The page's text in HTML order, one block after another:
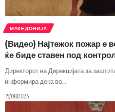
МАКЕДОНИЈА
(Видео) Најтежок пожар е
ќе биде ставен под
Директорот на Дирекцијата за
информира дека во…
15/08/2025